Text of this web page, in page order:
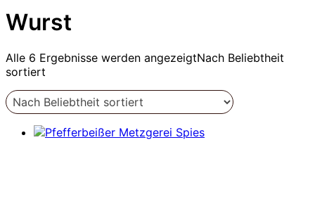
Wurst
Alle 6 Ergebnisse werden angezeigtNach Beliebtheit
sortiert